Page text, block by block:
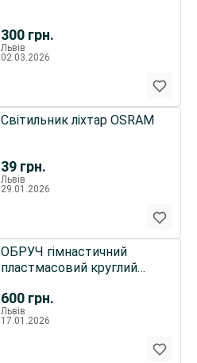
300 грн.
Львів
02.03.2026
39 грн.
Світильник ліхтар OSRAM
Львів
29.01.2026
600 грн.
ОБРУЧ гімнастичний
пластмасовий круглий
Львів
17.01.2026